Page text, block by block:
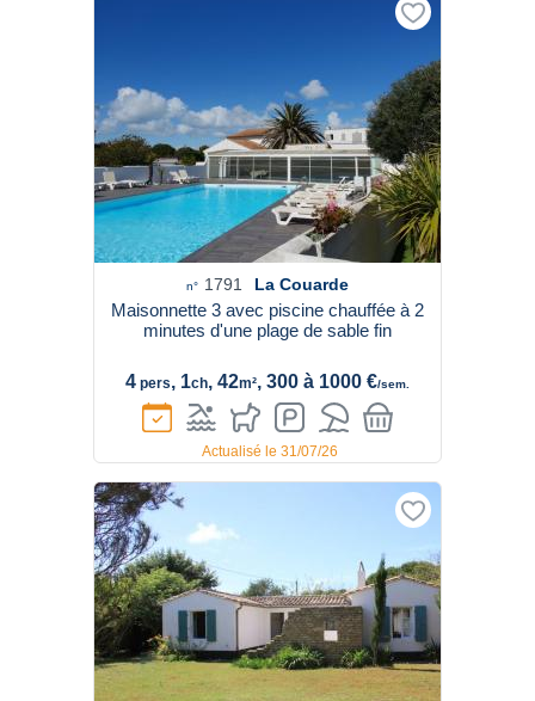
n° 1791 La Couarde
Maisonnette 3 avec piscine chauffée à 2
minutes d'une plage de sable fin
4 pers, 1ch, 42m², 300 à 1000 €/sem.
Actualisé le 31/07/26